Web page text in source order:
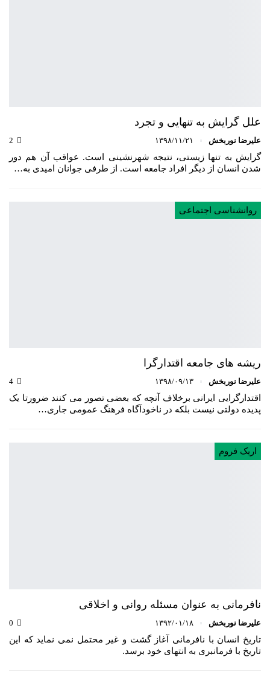
علل گرایش به تنهایی و تجرد
علیرضا نوربخش ۱۳۹۸/۱۱/۲۱
گرایش به تنها زیستی، نتیجه شهرنشینی است. عواقب آن هم دور
شدن انسان از دیگر افراد جامعه است. از طرفی جوانان امیدی به…
روانشناسی اجتماعی
ریشه های جامعه اقتدارگرا
علیرضا نوربخش ۱۳۹۸/۰۹/۱۳
اقتدارگرایی ایرانی برخلاف آنچه که بعضی تصور می ­کنند ضرورتا یک
پدیده دولتی نیست بلکه در ناخودآگاه فرهنگ عمومی جاری…
اریک فروم
نافرمانی به عنوان مسئله روانی و اخلاقی
علیرضا نوربخش ۱۳۹۲/۰۱/۱۸
تاریخ انسان با نافرمانی آغاز گشت و غیر محتمل نمی نماید که این
تاریخ با فرمانبری به انتهای خود برسد.